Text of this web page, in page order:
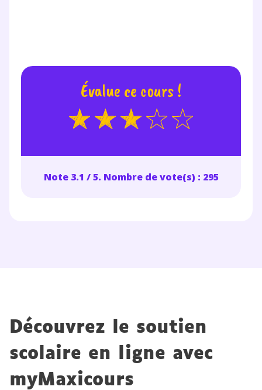
Évalue ce cours !
Note 3.1 / 5. Nombre de vote(s) : 295
Découvrez le soutien
scolaire en ligne avec
myMaxicours